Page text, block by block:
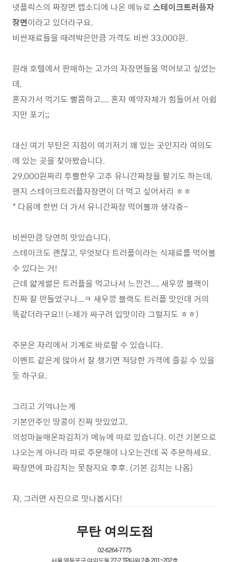
넷플릭스의 짜장면 랩소디에 나온 메뉴로 스테이크트러플자
장면이라고 있더라구요.
비싼재료들을 때려박은만큼 가격도 비싼 33,000원.
원래 호텔에서 판매하는 고가의 자장면들을 먹어보고 싶었는
데,
혼자가서 먹기도 뻘쭘하고.... 혼자 예약자체가 힘들어서 아쉽
지만 포기;;
대신 여기 무탄은 지점이 여기저기 꽤 있는 곳인지라 여의도
에 있는 곳을 찾아봤습니다.
29,000원짜리 투뿔한우 고추 유니간짜장을 팔기도 하는데,
왠지 스테이크트러플자장면이 더 먹고 싶어서리 ㅎㅎ
* 다음에 한번 더 가서 유니간짜장 먹어볼까 생각중~
비싼만큼 당연히 맛있습니다.
스테이크도 괜찮고, 무엇보다 트러플이라는 식재료를 먹어볼
수 있다는 거!
근데 얇게썰은 트러플을 먹고나서 느낀건.... 새우깡 블랙이
진짜 잘 만들었구나...ㅋ 새우깡 블랙도 트러플 맛인데 거의
똑같더라구요!! (=제가 싸구려 입맛이라 그럴지도 ㅎㅎ)
주문은 자리에서 기계로 바로할 수 있습니다.
이벤트 같은게 많아서 잘 챙기면 적당한 가격에 즐길 수 있을
듯 하구요.
그리고 기억나는게
기본안주인 땅콩이 진짜 맛있었고,
의성마늘매운파김치가 메뉴에 따로 있습니다. 이건 기본으로
나오는게 아니라 따로 주문해야 나오는건데 꼭 주문하세요.
짜장면에 파김치는 못참지요 후후. (기본 김치는 나옴)
자, 그러면 사진으로 맛나봅시다!